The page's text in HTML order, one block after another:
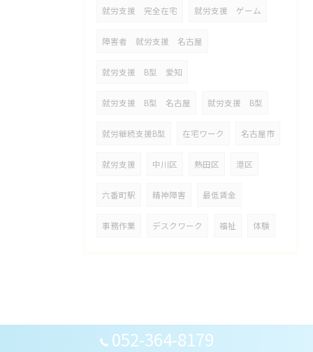
就労支援 完全在宅 就労支援 ゲーム
障害者 就労支援 名古屋
就労支援 B型 愛知
就労支援 B型 名古屋 就労支援 B型
就労継続支援B型 在宅ワーク 名古屋市
就労支援 中川区 熱田区 港区
六番町駅 精神障害 最低賃金
事務作業 デスクワーク 福祉 体験
052-364-8179